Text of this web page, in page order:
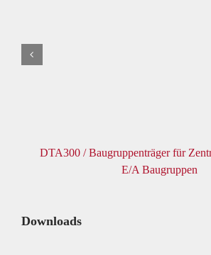
DTA300 / Baugruppenträger für
E/A Baugruppen
Downloads